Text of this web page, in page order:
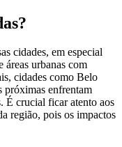
cidades, em especial
áreas urbanas com
cidades como Belo
próximas enfrentam
É crucial ficar atento aos
região, pois os impactos